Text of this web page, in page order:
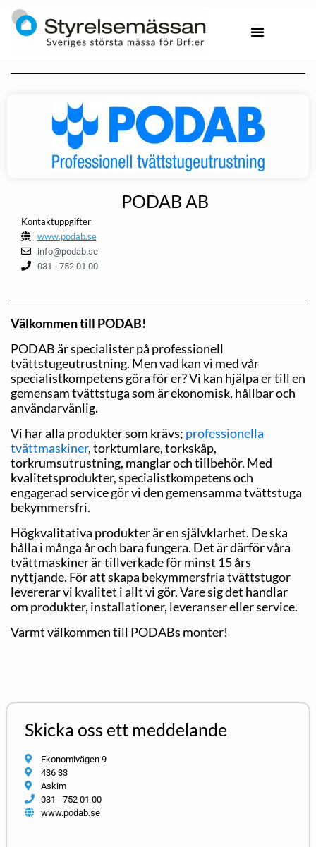
PODAB AB
Kontaktuppgifter
www.podab.se
info@podab.se
031 - 752 01 00
Välkommen till PODAB!
PODAB är specialister på professionell
tvättstugeutrustning. Men vad kan vi med vår
specialistkompetens göra för er? Vi kan hjälpa er till en
gemensam tvättstuga som är ekonomisk, hållbar och
användarvänlig.
Vi har alla produkter som krävs; professionella
tvättmaskiner, torktumlare, torkskåp,
torkrumsutrustning, manglar och tillbehör. Med
kvalitetsprodukter, specialistkompetens och
engagerad service gör vi den gemensamma tvättstuga
bekymmersfri.
Högkvalitativa produkter är en självklarhet. De ska
hålla i många år och bara fungera. Det är därför våra
tvättmaskiner är tillverkade för minst 15 års
nyttjande. För att skapa bekymmersfria tvättstugor
levererar vi kvalitet i allt vi gör. Vare sig det handlar
om produkter, installationer, leveranser eller service.
Varmt välkommen till PODABs monter!
Skicka oss ett meddelande
Ekonomivägen 9
436 33
Askim
031 - 752 01 00
www.podab.se